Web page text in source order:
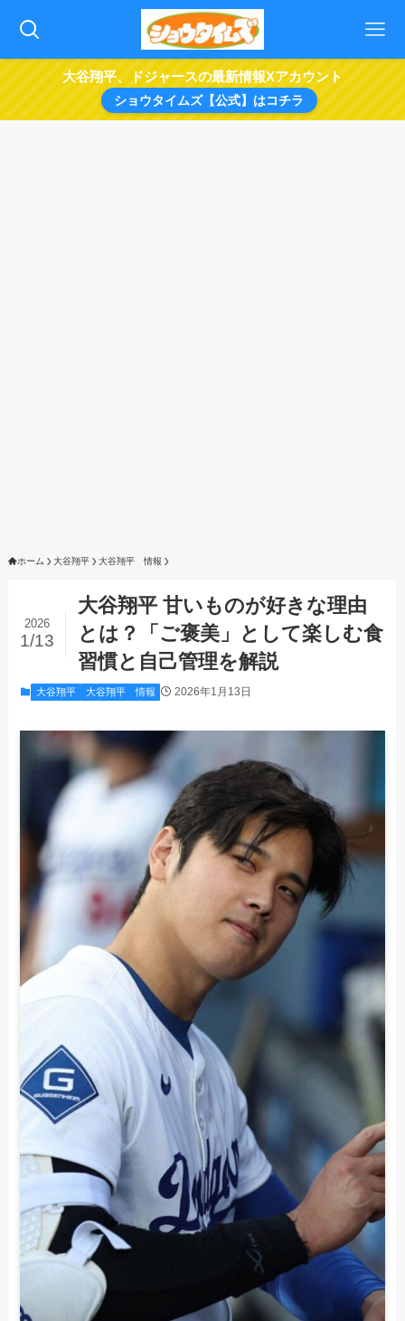
大谷翔平、ドジャースの最新情報Xアカウント
ショウタイムズ【公式】はコチラ
ホーム 大谷翔平 大谷翔平 情報
大谷翔平 甘いものが好きな理由
とは？「ご褒美」として楽しむ食
習慣と自己管理を解説
2026
1/13
大谷翔平 大谷翔平 情報 2026年1月13日